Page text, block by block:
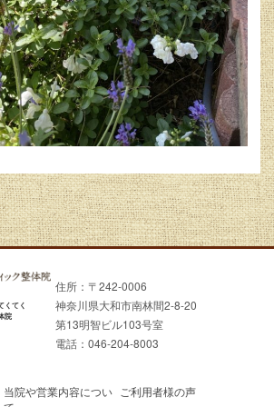
くてく
院
住所：〒242-0006
神奈川県大和市南林間2-8-20
第13明智ビル103号室
電話：046-204-8003
当院や営業内容につい
ご利用者様の声